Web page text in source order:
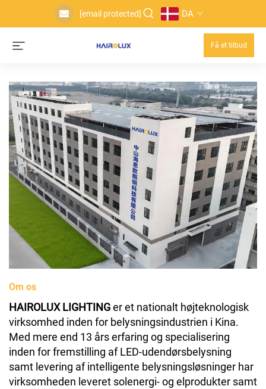
[email protected] DA
Få et tilbud
Om os
HAIROLUX LIGHTINGer et nationalt højteknologisk
virksomhed inden for belysningsindustrien i Kina.
Med mere end 13 års erfaring og specialisering
inden for fremstilling af LED-udendørsbelysning
samt levering af intelligente belysningsløsninger har
virksomheden leveret solenergi- og elprodukter samt